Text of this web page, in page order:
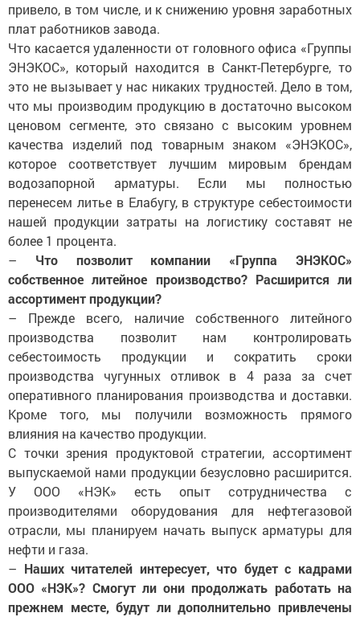
привело, в том числе, и к снижению уровня заработных
плат работников завода.
Что касается удаленности от головного офиса «Группы
ЭНЭКОС», который находится в Санкт-Петербурге, то
это не вызывает у нас никаких трудностей. Дело в том,
что мы производим продукцию в достаточно высоком
ценовом сегменте, это связано с высоким уровнем
качества изделий под товарным знаком «ЭНЭКОС»,
которое соответствует лучшим мировым брендам
водозапорной арматуры. Если мы полностью
перенесем литье в Елабугу, в структуре себестоимости
нашей продукции затраты на логистику составят не
более 1 процента.
– Что позволит компании «Группа ЭНЭКОС»
собственное литейное производство? Расширится ли
ассортимент продукции?
– Прежде всего, наличие собственного литейного
производства позволит нам контролировать
себестоимость продукции и сократить сроки
производства чугунных отливок в 4 раза за счет
оперативного планирования производства и доставки.
Кроме того, мы получили возможность прямого
влияния на качество продукции.
С точки зрения продуктовой стратегии, ассортимент
выпускаемой нами продукции безусловно расширится.
У ООО «НЭК» есть опыт сотрудничества с
производителями оборудования для нефтегазовой
отрасли, мы планируем начать выпуск арматуры для
нефти и газа.
– Наших читателей интересует, что будет с кадрами
ООО «НЭК»? Смогут ли они продолжать работать на
прежнем месте, будут ли дополнительно привлечены